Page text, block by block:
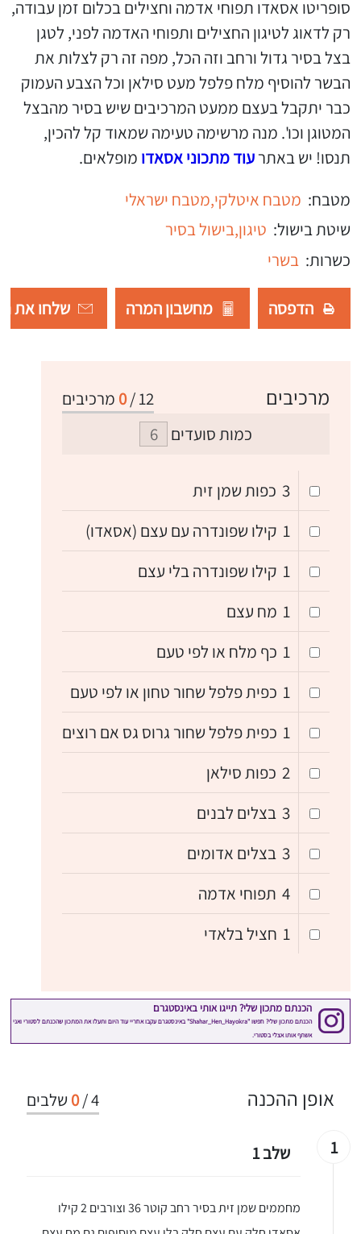
סופריטו אסאדו תפוחי אדמה וחצילים בכלום זמן עבודה,
רק לדאוג לטיגון החצילים ותפוחי האדמה לפני, לטגן
בצל בסיר גדול ורחב וזה הכל, מפה זה רק לצלות את
הבשר להוסיף מלח פלפל מעט סילאן וכל הצבע העמוק
כבר יתקבל בעצם ממעט המרכיבים שיש בסיר מהבצל
המטוגן וכו'. מנה מרשימה טעימה שמאוד קל להכין,
תנסו! יש באתרעוד מתכוני אסאדו מופלאים.
מטבח: מטבח איטלקי,מטבח ישראלי
שיטת בישול: טיגון,בישול בסיר
כשרות: בשרי
הדפסה מחשבון המרה שלחו את
12
/
0 מרכיבים מרכיבים
כמות סועדים
3 כפות שמן זית
1 קילו שפונדרה עם עצם (אסאדו)
1 קילו שפונדרה בלי עצם
1 מח עצם
1 כף מלח או לפי טעם
1 כפית פלפל שחור טחון או לפי טעם
1 כפית פלפל שחור גרוס גס אם רוצים
2 כפות סילאן
3 בצלים לבנים
3 בצלים אדומים
4 תפוחי אדמה
1 חציל בלאדי
4
/
0 שלבים אופן ההכנה
1 שלב 1
מחממים שמן זית בסיר רחב קוטר 36 וצורבים 2 קילו